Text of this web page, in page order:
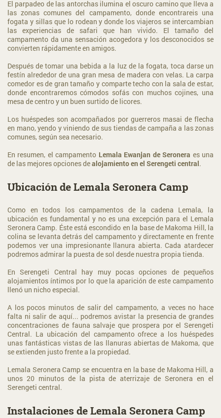
El parpadeo de las antorchas ilumina el oscuro camino que lleva a
las zonas comunes del campamento, donde encontrareis una
fogata y sillas que lo rodean y donde los viajeros se intercambian
las experiencias de safari que han vivido. El tamaño del
campamento da una sensación acogedora y los desconocidos se
convierten rápidamente en amigos.
Después de tomar una bebida a la luz de la fogata, toca darse un
festín alrededor de una gran mesa de madera con velas. La carpa
comedor es de gran tamaño y comparte techo con la sala de estar,
donde encontraremos cómodos sofás con muchos cojines, una
mesa de centro y un buen surtido de licores.
Los huéspedes son acompañados por guerreros masai de flecha
en mano, yendo y viniendo de sus tiendas de campaña a las zonas
comunes, según sea necesario.
En resumen, el campamento Lemala Ewanjan de Seronera es una
de las mejores opciones dealojamiento en el Serengeti central.
Ubicación de Lemala Seronera Camp
Como en todos los campamentos de la cadena Lemala, la
ubicación es fundamental y no es una excepción para el Lemala
Seronera Camp. Éste está escondido en la base de Makoma Hill, la
colina se levanta detrás del campamento y directamente en frente
podemos ver una impresionante llanura abierta. Cada atardecer
podremos admirar la puesta de sol desde nuestra propia tienda.
En Serengeti Central hay muy pocas opciones de pequeños
alojamientos íntimos por lo que la aparición de este campamento
llenó un nicho especial.
A los pocos minutos de salir del campamento, a veces no hace
falta ni salir de aquí... podremos avistar la presencia de grandes
concentraciones de fauna salvaje que prospera por el Serengeti
Central. La ubicación del campamento ofrece a los huéspedes
unas fantásticas vistas de las llanuras abiertas de Makoma, que
se extienden justo frente a la propiedad.
Lemala Seronera Camp se encuentra en la base de Makoma Hill, a
unos 20 minutos de la pista de aterrizaje de Seronera en el
Serengeti central.
Instalaciones de Lemala Seronera Camp